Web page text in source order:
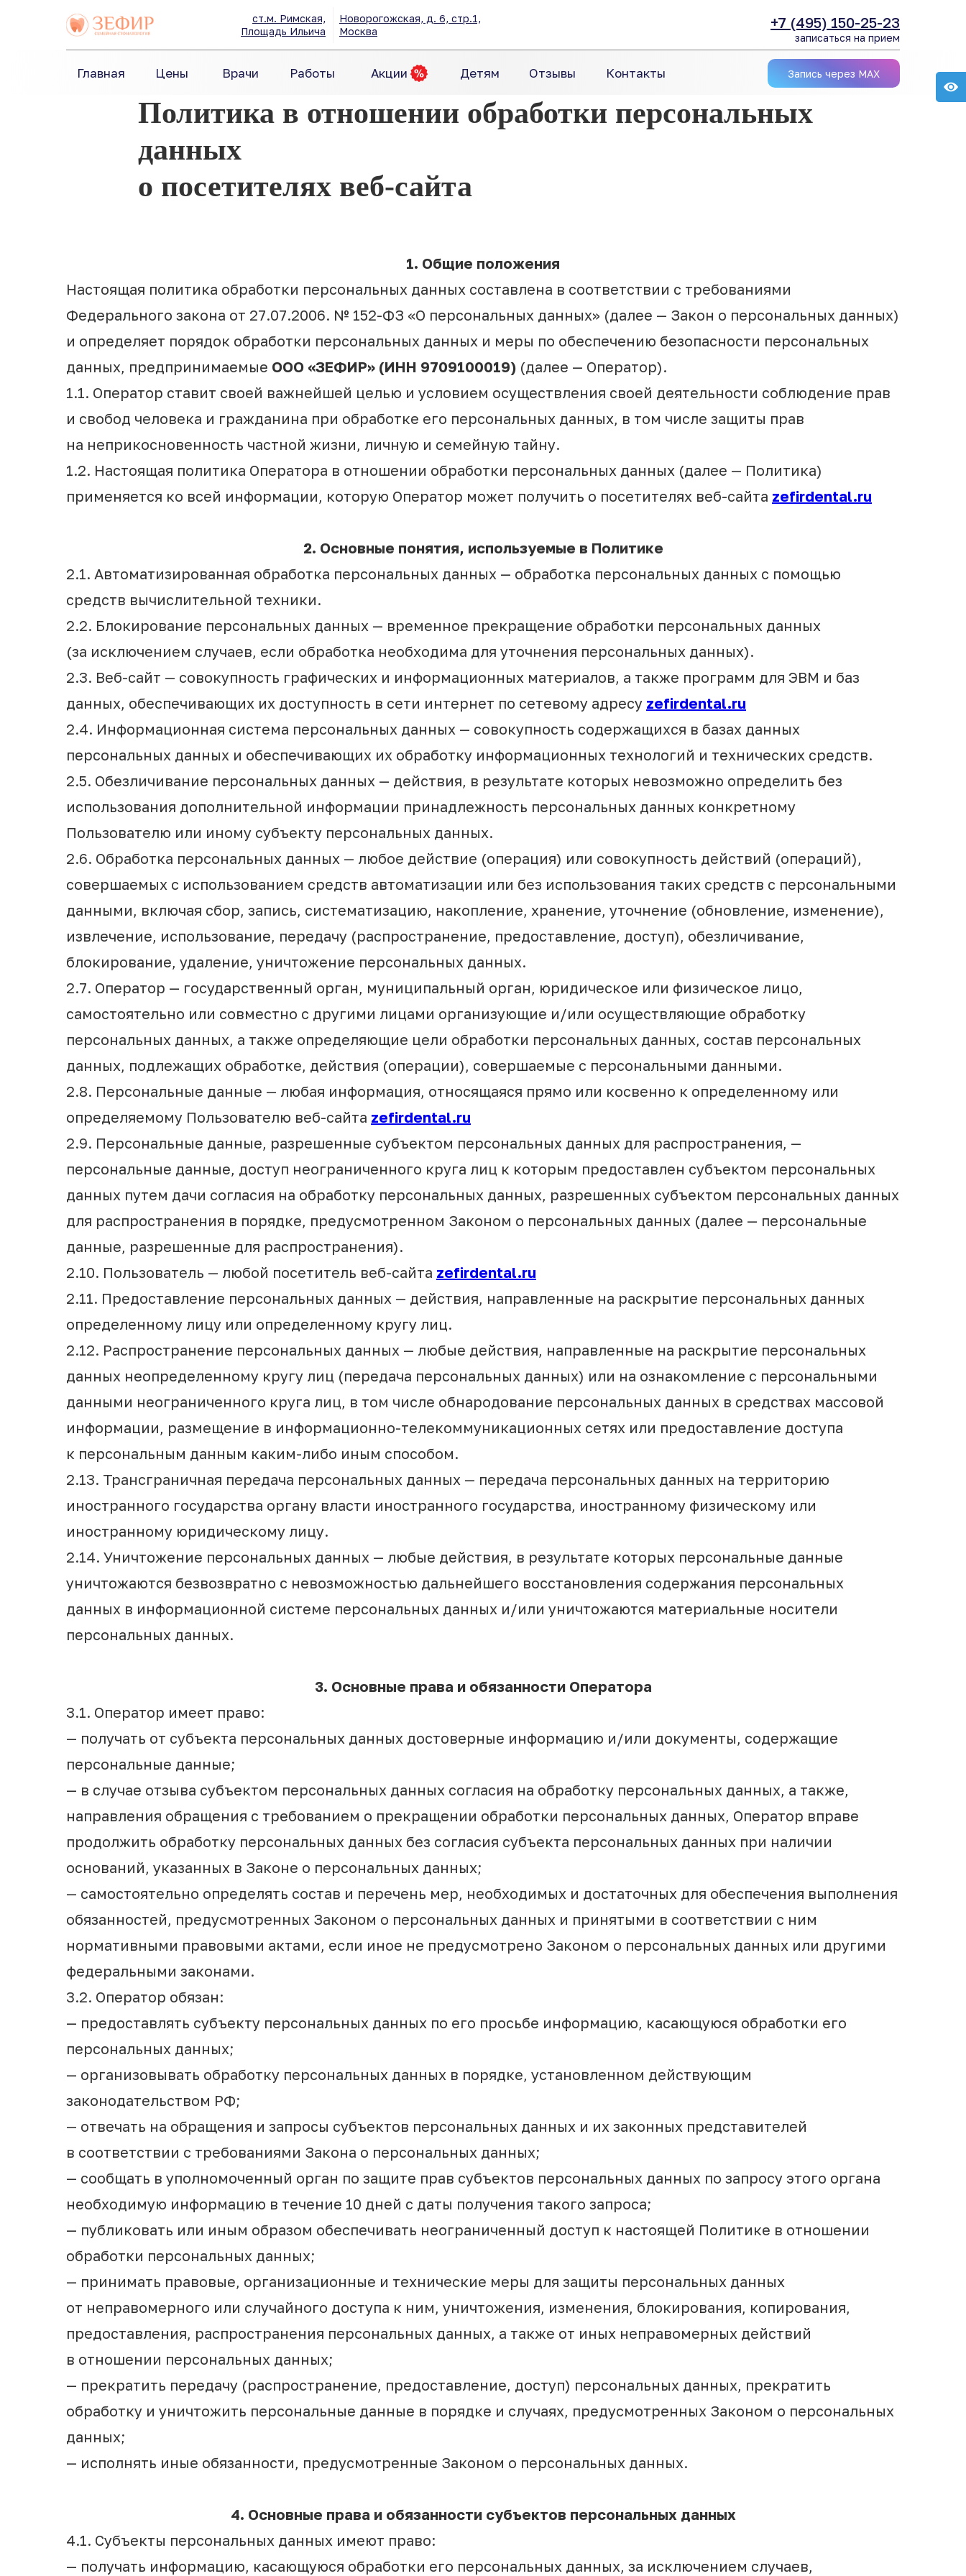
Запись через MAX
ст.м. Римская,
Площадь Ильича
Новорогожская, д. 6, стр.1,
Москва
записаться на прием
+7 (495) 150-25-23
Главная Цены Акции
Врачи Работы Детям Отзывы Контакты
Политика в отношении обработки персональных
данных
о посетителях веб-сайта
1. Общие положения
Настоящая политика обработки персональных данных составлена в соответствии с требованиями
Федерального закона от 27.07.2006. № 152-ФЗ «О персональных данных» (далее — Закон о персональных данных)
и определяет порядок обработки персональных данных и меры по обеспечению безопасности персональных
данных, предпринимаемые ООО «ЗЕФИР» (ИНН 9709100019) (далее — Оператор).
1.1. Оператор ставит своей важнейшей целью и условием осуществления своей деятельности соблюдение прав
и свобод человека и гражданина при обработке его персональных данных, в том числе защиты прав
на неприкосновенность частной жизни, личную и семейную тайну.
1.2. Настоящая политика Оператора в отношении обработки персональных данных (далее — Политика)
применяется ко всей информации, которую Оператор может получить о посетителях веб-сайта zefirdental.ru
2. Основные понятия, используемые в Политике
2.1. Автоматизированная обработка персональных данных — обработка персональных данных с помощью
средств вычислительной техники.
2.2. Блокирование персональных данных — временное прекращение обработки персональных данных
(за исключением случаев, если обработка необходима для уточнения персональных данных).
2.3. Веб-сайт — совокупность графических и информационных материалов, а также программ для ЭВМ и баз
данных, обеспечивающих их доступность в сети интернет по сетевому адресу zefirdental.ru
2.4. Информационная система персональных данных — совокупность содержащихся в базах данных
персональных данных и обеспечивающих их обработку информационных технологий и технических средств.
2.5. Обезличивание персональных данных — действия, в результате которых невозможно определить без
использования дополнительной информации принадлежность персональных данных конкретному
Пользователю или иному субъекту персональных данных.
2.6. Обработка персональных данных — любое действие (операция) или совокупность действий (операций),
совершаемых с использованием средств автоматизации или без использования таких средств с персональными
данными, включая сбор, запись, систематизацию, накопление, хранение, уточнение (обновление, изменение),
извлечение, использование, передачу (распространение, предоставление, доступ), обезличивание,
блокирование, удаление, уничтожение персональных данных.
2.7. Оператор — государственный орган, муниципальный орган, юридическое или физическое лицо,
самостоятельно или совместно с другими лицами организующие и/или осуществляющие обработку
персональных данных, а также определяющие цели обработки персональных данных, состав персональных
данных, подлежащих обработке, действия (операции), совершаемые с персональными данными.
2.8. Персональные данные — любая информация, относящаяся прямо или косвенно к определенному или
определяемому Пользователю веб-сайта zefirdental.ru
2.9. Персональные данные, разрешенные субъектом персональных данных для распространения, —
персональные данные, доступ неограниченного круга лиц к которым предоставлен субъектом персональных
данных путем дачи согласия на обработку персональных данных, разрешенных субъектом персональных данных
для распространения в порядке, предусмотренном Законом о персональных данных (далее — персональные
данные, разрешенные для распространения).
2.10. Пользователь — любой посетитель веб-сайта zefirdental.ru
2.11. Предоставление персональных данных — действия, направленные на раскрытие персональных данных
определенному лицу или определенному кругу лиц.
2.12. Распространение персональных данных — любые действия, направленные на раскрытие персональных
данных неопределенному кругу лиц (передача персональных данных) или на ознакомление с персональными
данными неограниченного круга лиц, в том числе обнародование персональных данных в средствах массовой
информации, размещение в информационно-телекоммуникационных сетях или предоставление доступа
к персональным данным каким-либо иным способом.
2.13. Трансграничная передача персональных данных — передача персональных данных на территорию
иностранного государства органу власти иностранного государства, иностранному физическому или
иностранному юридическому лицу.
2.14. Уничтожение персональных данных — любые действия, в результате которых персональные данные
уничтожаются безвозвратно с невозможностью дальнейшего восстановления содержания персональных
данных в информационной системе персональных данных и/или уничтожаются материальные носители
персональных данных.
3. Основные права и обязанности Оператора
3.1. Оператор имеет право:
— получать от субъекта персональных данных достоверные информацию и/или документы, содержащие
персональные данные;
— в случае отзыва субъектом персональных данных согласия на обработку персональных данных, а также,
направления обращения с требованием о прекращении обработки персональных данных, Оператор вправе
продолжить обработку персональных данных без согласия субъекта персональных данных при наличии
оснований, указанных в Законе о персональных данных;
— самостоятельно определять состав и перечень мер, необходимых и достаточных для обеспечения выполнения
обязанностей, предусмотренных Законом о персональных данных и принятыми в соответствии с ним
нормативными правовыми актами, если иное не предусмотрено Законом о персональных данных или другими
федеральными законами.
3.2. Оператор обязан:
— предоставлять субъекту персональных данных по его просьбе информацию, касающуюся обработки его
персональных данных;
— организовывать обработку персональных данных в порядке, установленном действующим
законодательством РФ;
— отвечать на обращения и запросы субъектов персональных данных и их законных представителей
в соответствии с требованиями Закона о персональных данных;
— сообщать в уполномоченный орган по защите прав субъектов персональных данных по запросу этого органа
необходимую информацию в течение 10 дней с даты получения такого запроса;
— публиковать или иным образом обеспечивать неограниченный доступ к настоящей Политике в отношении
обработки персональных данных;
— принимать правовые, организационные и технические меры для защиты персональных данных
от неправомерного или случайного доступа к ним, уничтожения, изменения, блокирования, копирования,
предоставления, распространения персональных данных, а также от иных неправомерных действий
в отношении персональных данных;
— прекратить передачу (распространение, предоставление, доступ) персональных данных, прекратить
обработку и уничтожить персональные данные в порядке и случаях, предусмотренных Законом о персональных
данных;
— исполнять иные обязанности, предусмотренные Законом о персональных данных.
4. Основные права и обязанности субъектов персональных данных
4.1. Субъекты персональных данных имеют право:
— получать информацию, касающуюся обработки его персональных данных, за исключением случаев,